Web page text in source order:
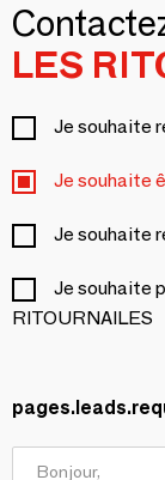
LES
Je souhaite
Je souhaite
Je souhaite
Je souhaite
RITOURNAILES